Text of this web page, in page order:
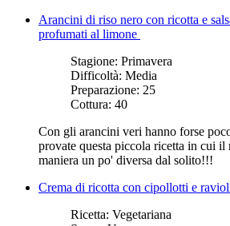
Arancini di riso nero con ricotta e
profumati al limone
Stagione: Primavera
Difficoltà: Media
Preparazione: 25
Cottura: 40
Con gli arancini veri hanno forse
provate questa piccola ricetta in cui il
maniera un po' diversa dal solito!!!
Crema di ricotta con cipollotti e
Ricetta: Vegetariana